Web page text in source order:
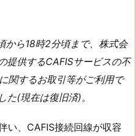
から18時2分頃まで、株式会
提供するCAFISサービスの不
関するお取引等がご利用で
た(現在は復旧済)。
い、CAFIS接続回線が収容